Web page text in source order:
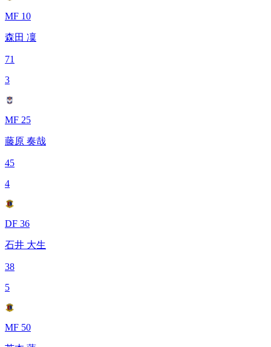
MF 10
森田 凜
71
3
MF 25
藤原 奏哉
45
4
DF 36
石井 大生
38
5
MF 50